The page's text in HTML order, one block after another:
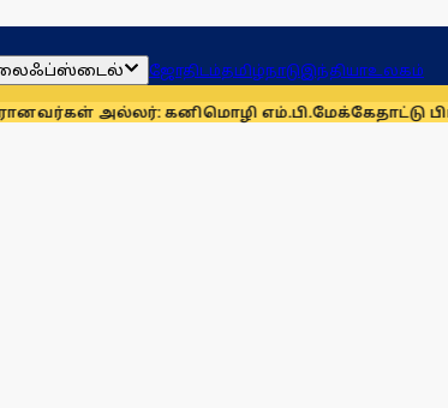
ஜோதிடம்தமிழ்நாடுஇந்தியாஉலகம்
கனிமொழி எம்.பி.மேக்கேதாட்டு பிரச்னையை